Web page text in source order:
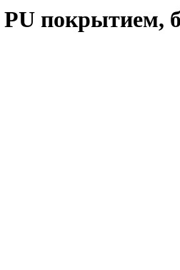
покрытием,